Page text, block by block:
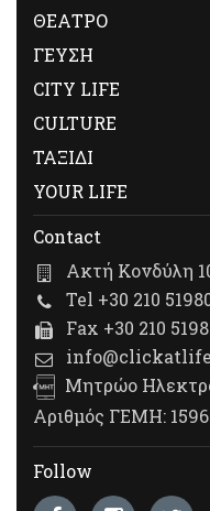
ΘΕΑΤΡΟ
ΓΕΥΣΗ
CITY LIFE
CULTURE
ΤΑΞΙΔΙ
YOUR LIFE
Contact
Ακτή Κονδύλη
Tel +30 210
Fax +30 210
Μητρώο
Αριθμός ΓΕΜΗ:
Follow